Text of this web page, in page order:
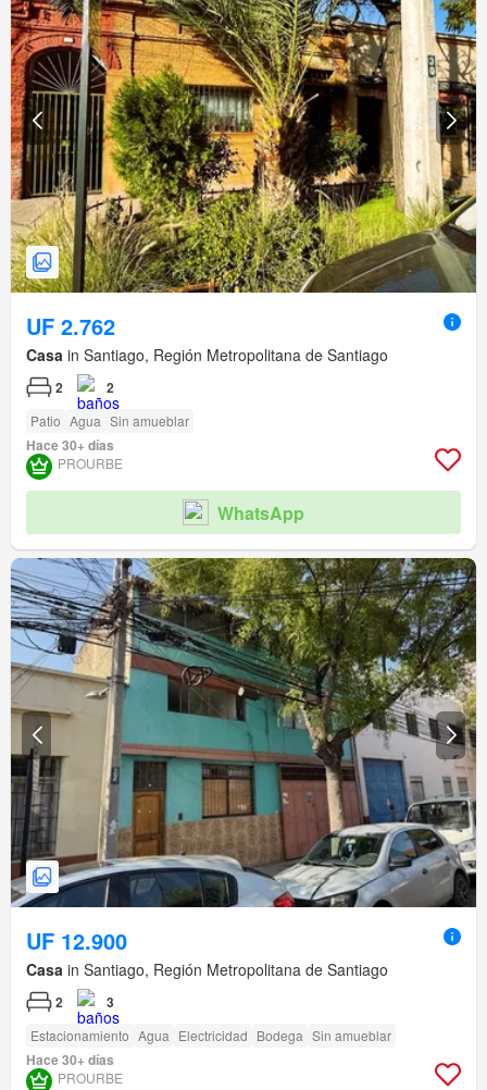
UF 2.762
Casa in Santiago, Región Metropolitana de Santiago
2 2
Patio Agua Sin amueblar
Hace 30+ días
PROURBE
WhatsApp
UF 12.900
Casa in Santiago, Región Metropolitana de Santiago
2 3
Estacionamiento Agua Electricidad Bodega Sin amueblar
Hace 30+ días
PROURBE